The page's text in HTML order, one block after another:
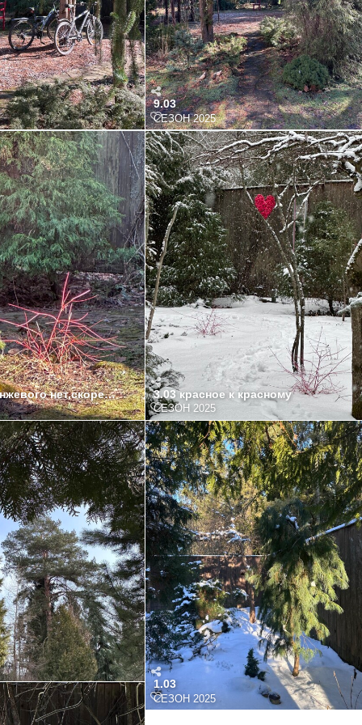
9.03
СЕЗОН 2025
нет,скорее все же Winter Beauty
3.03 красное к красному
СЕЗОН 2025
1.03
СЕЗОН 2025